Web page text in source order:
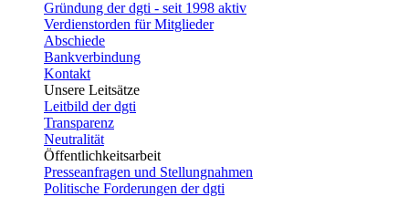
Gründung der dgti - seit 1998 aktiv
Verdienstorden für Mitglieder
Abschiede
Bankverbindung
Kontakt
Unsere Leitsätze
Leitbild der dgti
Transparenz
Neutralität
Öffentlichkeitsarbeit
Presseanfragen und Stellungnahmen
Politische Forderungen der dgti